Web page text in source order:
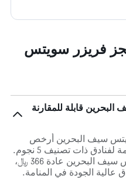
فريزر سويتس
قابلة للمقارنة
سيف البحرين أرخص
بنسبة 56% عن الوسطي في المنامة لفنادق ذات تصنيف 5 نجوم.
يكون سعر الليلة في فريزر سويتس سيف البحرين عادة 366 ﷼،
عالية الجودة في المنامة.